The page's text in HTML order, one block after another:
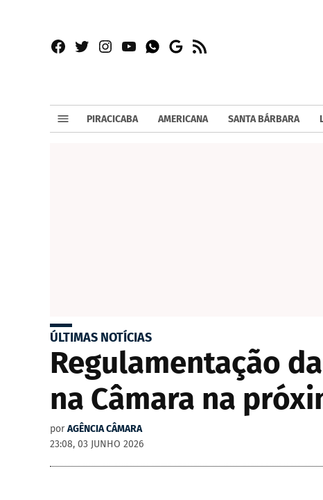
Facebook
TwitterInstagram
YouTubeWhatsapp
Google
RSS
PIRACICABA AMERICANA SANTA BÁRBARA
ÚLTIMAS NOTÍCIAS
Regulamentação
na Câmara na
por AGÊNCIA CÂMARA
23:08, 03 JUNHO 2026